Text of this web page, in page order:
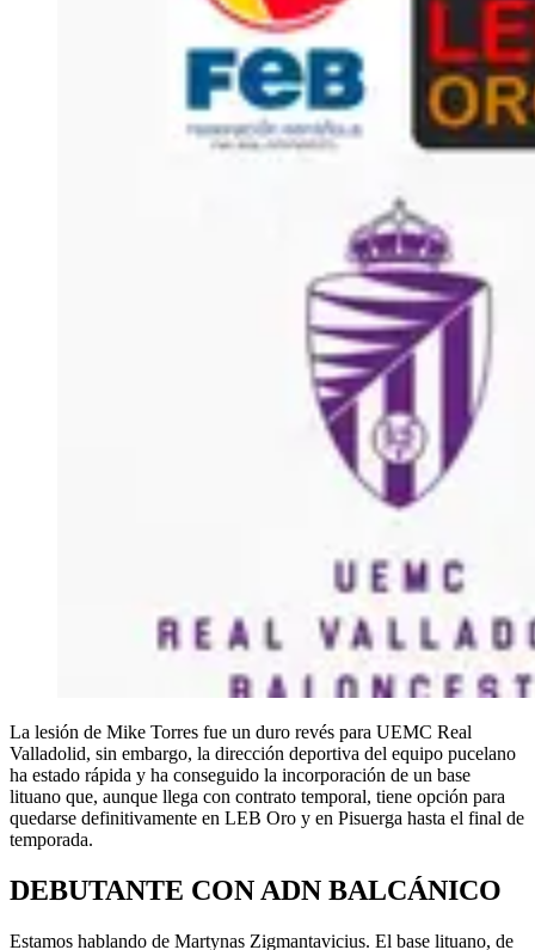
La lesión de Mike Torres fue un duro revés para UEMC Real
Valladolid, sin embargo, la dirección deportiva del equipo pucelano
ha estado rápida y ha conseguido la incorporación de un base
lituano que, aunque llega con contrato temporal, tiene opción para
quedarse definitivamente en LEB Oro y en Pisuerga hasta el final de
temporada.
DEBUTANTE CON ADN BALCÁNICO
Estamos hablando de Martynas Zigmantavicius. El base lituano, de